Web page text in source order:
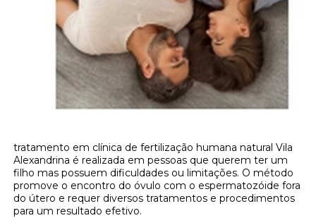
tratamento em clínica de fertilização humana natural Vila
Alexandrina é realizada em pessoas que querem ter um
filho mas possuem dificuldades ou limitações. O método
promove o encontro do óvulo com o espermatozóide fora
do útero e requer diversos tratamentos e procedimentos
para um resultado efetivo.